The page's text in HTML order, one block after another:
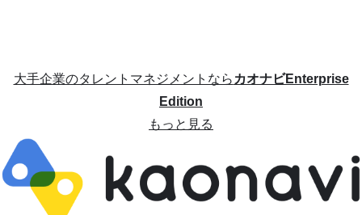
大手企業のタレントマネジメントならカオナビEnterprise
Edition
もっと見る